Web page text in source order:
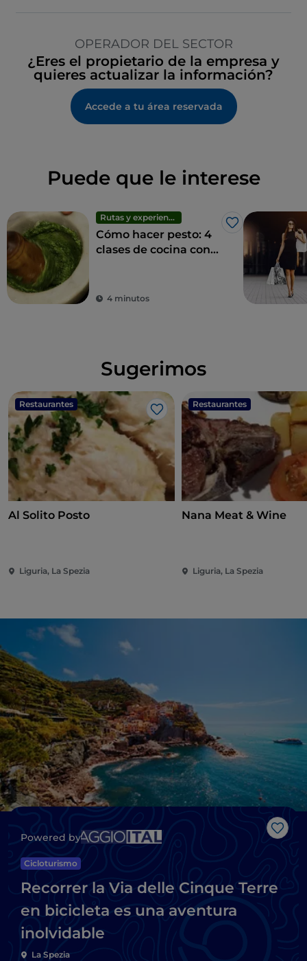
OPERADOR DEL SECTOR
¿Eres el propietario de la empresa y
quieres actualizar la información?
Accede a tu área reservada
Puede que le interese
Rutas y experiencias
Me gusta
Cómo hacer pesto: 4
clases de cocina con
4 minutos
Sugerimos
Restaurantes
Me gusta
Al Solito Posto
Liguria, La Spezia
Restaurantes
Nana Meat & Wine
Liguria, La Spezia
Me
Powered by
Cicloturismo
Recorrer la Via delle Cinque Terre
en bicicleta es una aventura
inolvidable
La Spezia